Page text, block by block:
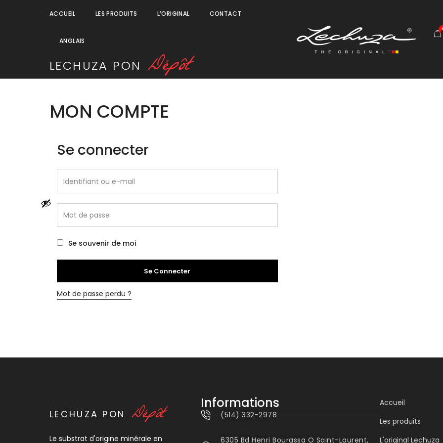
ACCUEIL LES PRODUITS L’ORIGINAL CONTACT
ANGLAIS
LECHUZA PON Dépôt
MON COMPTE
Se connecter
Se souvenir de moi
Se Connecter
Mot de passe perdu ?
LECHUZA PON Dépôt
Le substrat d'origine minérale en
Informations
(514) 332-2978
6305 Bd Henri Bourassa O Saint-Laurent,
Accueil
Les produits
L'original Lechuza